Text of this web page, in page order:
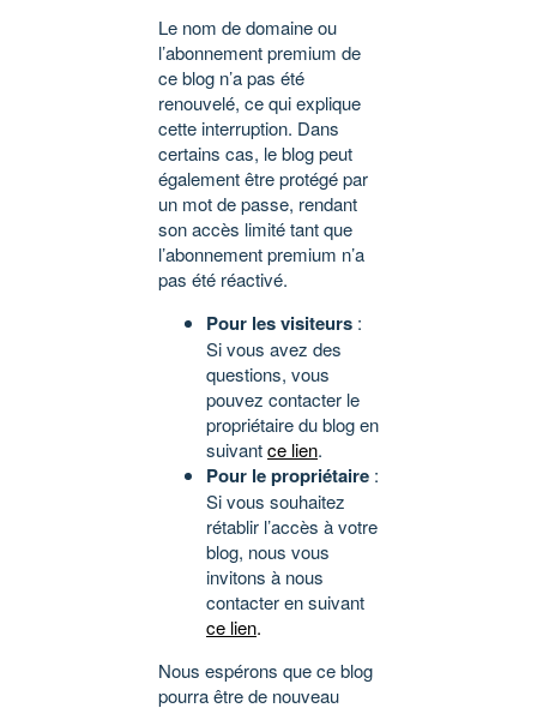
Le nom de domaine ou
l’abonnement premium de
ce blog n’a pas été
renouvelé, ce qui explique
cette interruption. Dans
certains cas, le blog peut
également être protégé par
un mot de passe, rendant
son accès limité tant que
l’abonnement premium n’a
pas été réactivé.
Pour les visiteurs :
Si vous avez des
questions, vous
pouvez contacter le
propriétaire du blog en
suivantce lien.
Pour le propriétaire :
Si vous souhaitez
rétablir l’accès à votre
blog, nous vous
invitons à nous
contacter en suivant
ce lien.
Nous espérons que ce blog
pourra être de nouveau